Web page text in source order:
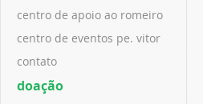
centro de apoio ao romeiro
centro de eventos pe. vitor
contato
doação